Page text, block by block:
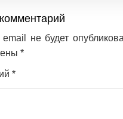
не будет
*
*